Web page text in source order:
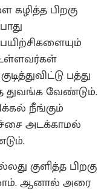
பிறகு
பத்து
துவங்க வேண்டும்.
நீங்கும்
அடக்காமல்
குளித்த பிறகு
ஆனால் அரை